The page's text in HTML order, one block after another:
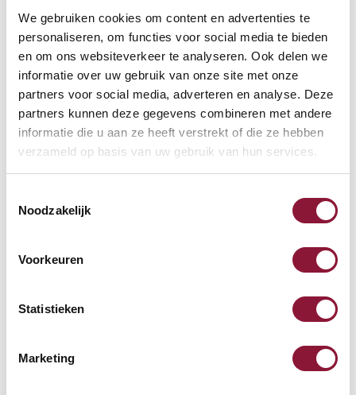
We gebruiken cookies om content en advertenties te
personaliseren, om functies voor social media te bieden
en om ons websiteverkeer te analyseren. Ook delen we
informatie over uw gebruik van onze site met onze
partners voor social media, adverteren en analyse. Deze
partners kunnen deze gegevens combineren met andere
informatie die u aan ze heeft verstrekt of die ze hebben
verzameld op basis van uw gebruik van hun services.
Noodzakelijk
Voorkeuren
Statistieken
Marketing
VOETENRING ?
VOETENSTER IN GEPOLIJST ALUMINIUM ?
Beschikbaar
Levertijd: 3-6 weken